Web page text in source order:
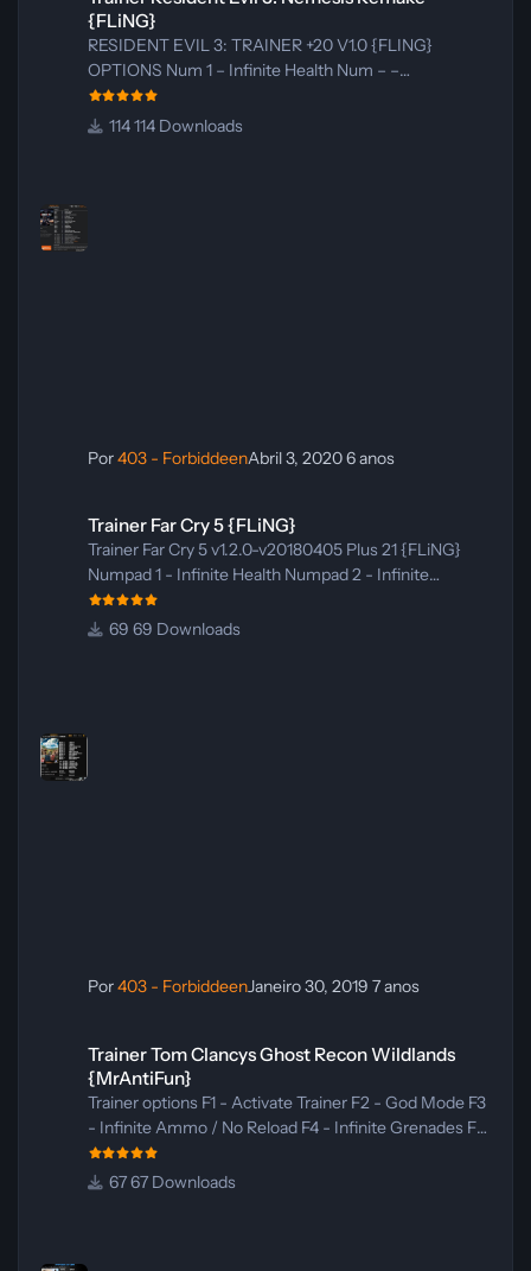
nem posso verificar um link específico aqui, não
vou inventar um download. Se você quiser, posso
te orientar a localizar o driver com mais segurança
e a identificar se o arquivo encontrado é
{FLiNG}
RESIDENT EVIL 3: TRAINER +20 V1.0 {FLING}
OPTIONS Num 1 – Infinite Health Num – –
Invulnerable Num 2 – Infinite Ammo/Grenades Num 3
– No Reload Num 4 – Max Backpack Size Num 5 –114 Downloads
Por403 - ForbiddeenAbril 3, 20206 anos
Trainer Far Cry 5 {FLiNG}
Trainer Far Cry 5 v1.2.0-v20180405 Plus 21 {FLiNG}
Numpad 1 - Infinite Health Numpad 2 - Infinite
Stamina Numpad 3 - Infinite Oxygen Numpad 4 -
Infinite Ammo / Special Ammo Numpad 5 - Infinite
69 Downloads
Por403 - ForbiddeenJaneiro 30, 20197 anos
Trainer Tom Clancys Ghost Recon Wildlands
{MrAntiFun}
Trainer options F1 - Activate Trainer F2 - God Mode F3
- Infinite Ammo / No Reload F4 - Infinite Grenades F5
- Infinite Skill Points F6 - Super Resources F7 -
Teleport To Waypoint Notice: You should always have
67 Downloads